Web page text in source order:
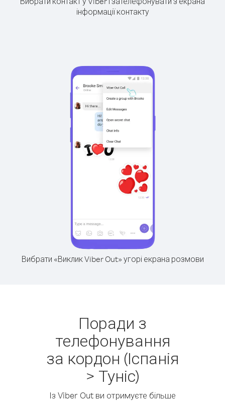
інформації контакту
Вибрати «Виклик Viber Out» угорі екрана розмови
Поради з
телефонування
за кордон (Іспанія
> Туніс)
Із Viber Out ви отримуєте більше